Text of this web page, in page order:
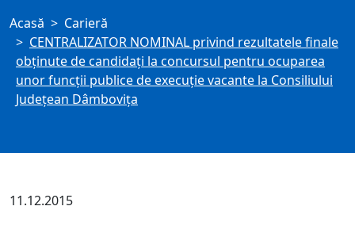
Acasă
Carieră
CENTRALIZATOR NOMINAL privind rezultatele finale
obținute de candidați la concursul pentru ocuparea
unor funcții publice de execuție vacante la Consiliului
Județean Dâmbovița
11.12.2015